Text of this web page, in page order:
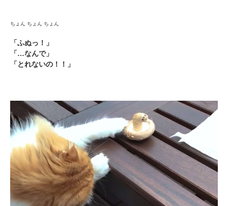
ちょん ちょん ちょん
「ふぬっ！」
「…なんで」
「とれないの！！」